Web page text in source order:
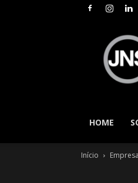
HOME
Início